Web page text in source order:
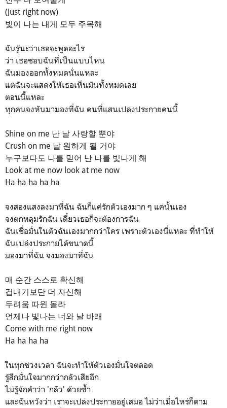
(Just right now)
빛이 나는 내게 모두 주목해
ฉันรู้นะว่าเธอจะพูดอะไร
ว่า เธอชอบฉันที่เป็นแบบไหน
ฉันมองออกทั้งหมดนั่นแหละ
แต่ฉันจะแสดงให้เธอเห็นมันทั้งหมดเลย
ตอนนี้แหละ
ทุกคนจงหันมามองที่ฉัน คนที่แสนเปล่งประกายคนนี้
Shine on me 난 날 사랑할 뿐야
Crush on me 날 원하게 될 거야
누구보다도 나를 믿어 난 나를 빛나게 해
Look at me now look at me now
Ha ha ha ha ha
จงส่องแสงลงมาที่ฉัน ฉันก็แค่รักตัวเองมาก ๆ แค่นั้นเอง
จงตกหลุมรักฉัน เดี๋ยวเธอก็จะต้องการฉัน
ฉันเชื่อมั่นในตัวฉันเองมากกว่าใคร เพราะตัวเองนี่แหละ ที่ทำให้
ฉันเปล่งประกายได้ขนาดนี้
มองมาที่ฉัน จงมองมาที่ฉัน
매 순간 스스로 확신해
겁내기보단 더 자신해
두려움 따윈 몰라
언제나 빛나는 너와 날 바래
Come with me right now
Ha ha ha ha
ในทุกช่วงเวลา ฉันจะทำให้ตัวเองมั่นใจตลอด
รู้สึกมั่นใจมากกว่ากลัวเสียอีก
ไม่รู้จักคำว่า 'กลัว' ด้วยซ้ำ
และฉันหวังว่า เราจะเปล่งประกายอยู่เสมอ ไม่ว่าเมื่อไหร่ก็ตาม